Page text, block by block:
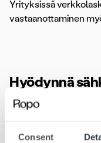
Consent
Yrityksissä
vastaanottaminen
Hyödynnä
meihin